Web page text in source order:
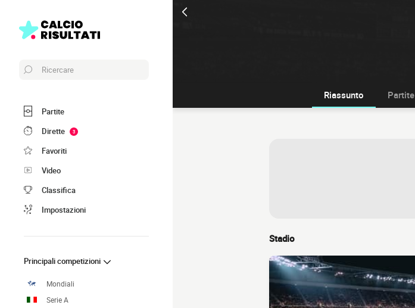
Ricercare
Partite
Dirette
3
Favoriti
Video
Classifica
Impostazioni
Principali competizioni
Mondiali
Serie A
Riassunto Partite
Stadio